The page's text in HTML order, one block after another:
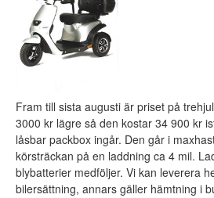
Fram till sista augusti är priset på
3000 kr lägre så den kostar 34 900 kr
låsbar packbox ingår. Den går i
körsträckan på en laddning ca 4 mil.
blybatterier medföljer. Vi kan leverera
bilersättning, annars gäller hämtning i